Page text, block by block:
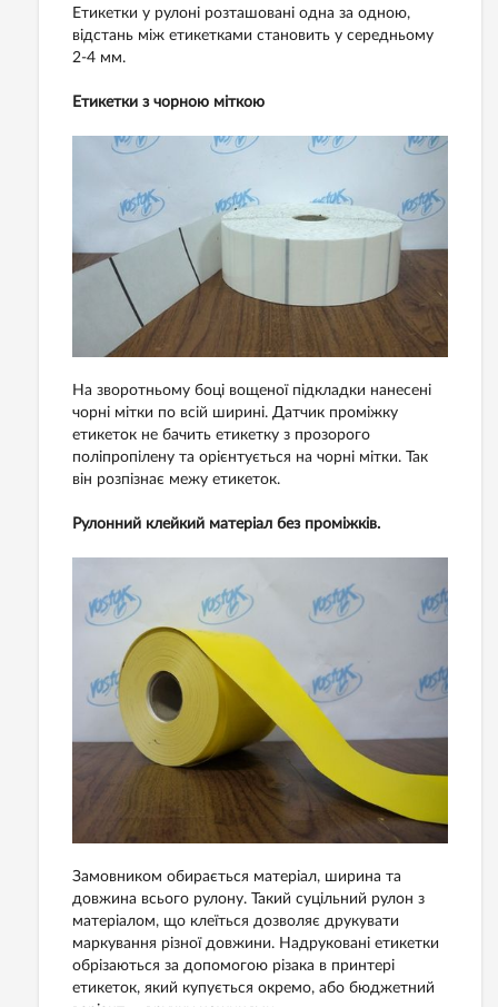
Етикетки у рулоні розташовані одна за одною,
відстань між етикетками становить у середньому
2-4 мм.
Етикетки з чорною міткою
На зворотньому боці вощеної підкладки нанесені
чорні мітки по всій ширині. Датчик проміжку
етикеток не бачить етикетку з прозорого
поліпропілену та орієнтується на чорні мітки. Так
він розпізнає межу етикеток.
Рулонний клейкий матеріал без проміжків.
Замовником обирається матеріал, ширина та
довжина всього рулону. Такий суцільний рулон з
матеріалом, що клеїться дозволяє друкувати
маркування різної довжини. Надруковані етикетки
обрізаються за допомогою різака в принтері
етикеток, який купується окремо, або бюджетний